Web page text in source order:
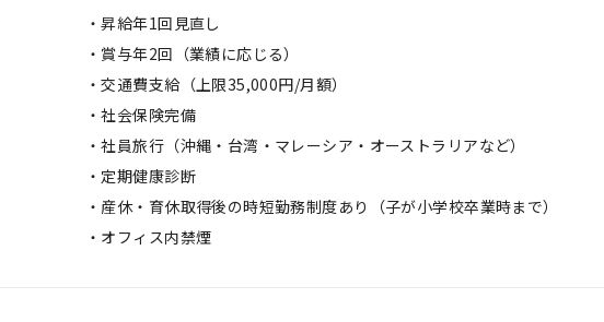
・昇給年1回見直し
・賞与年2回（業績に応じる）
・交通費支給（上限35,000円/月額）
・社会保険完備
・社員旅行（沖縄・台湾・マレーシア・オーストラリアなど）
・定期健康診断
・産休・育休取得後の時短勤務制度あり（子が小学校卒業時まで）
・オフィス内禁煙